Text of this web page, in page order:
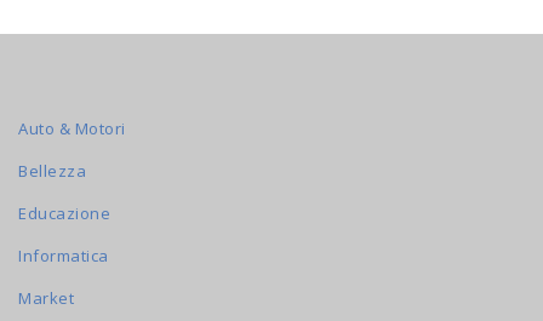
Auto & Motori
Bellezza
Educazione
Informatica
Market